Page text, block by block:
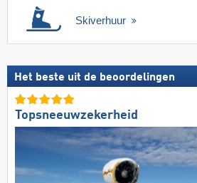
Skiverhuur
Het beste uit de beoordelingen
Topsneeuwzekerheid